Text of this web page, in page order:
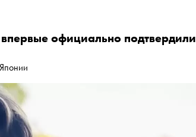
официально подтвердили